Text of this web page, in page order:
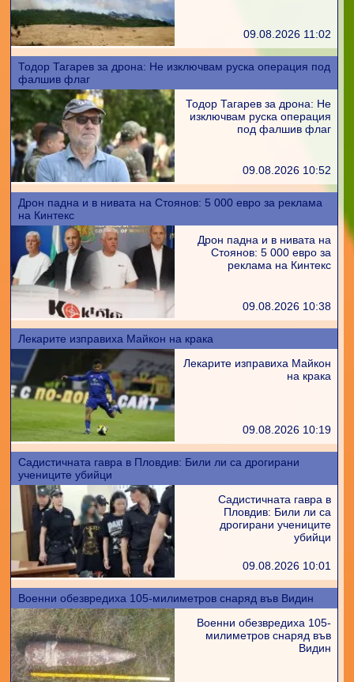
09.08.2026 11:02
Тодор Тагарев за дрона: Не изключвам руска операция под
фалшив флаг
Тодор Тагарев за дрона: Не
изключвам руска операция
под фалшив флаг
09.08.2026 10:52
Дрон падна и в нивата на Стоянов: 5 000 евро за реклама
на Кинтекс
Дрон падна и в нивата на
Стоянов: 5 000 евро за
реклама на Кинтекс
09.08.2026 10:38
Лекарите изправиха Майкон на крака
Лекарите изправиха Майкон
на крака
09.08.2026 10:19
Садистичната гавра в Пловдив: Били ли са дрогирани
учениците убийци
Садистичната гавра в
Пловдив: Били ли са
дрогирани учениците
убийци
09.08.2026 10:01
Военни обезвредиха 105-милиметров снаряд във Видин
Военни обезвредиха 105-
милиметров снаряд във
Видин